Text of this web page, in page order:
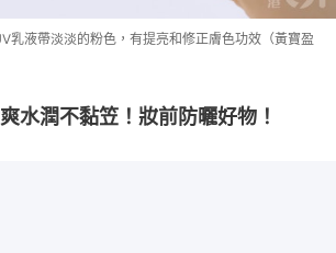
乳液帶淡淡的粉色，有提亮和修正膚色功效（黃寶盈
水潤不黏笠！妝前防曬好物！